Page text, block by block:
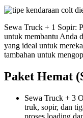
Sewa Truck + 1 Sopir:
untuk membantu Anda
yang ideal untuk
tambahan untuk
Paket Hemat
Sewa Truck + 3
truk, sopir, dan
proses loading